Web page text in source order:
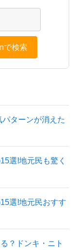
で検索
ターンが消えた
選!地元民も驚く
選!地元民おすす
？ドンキ・ニト